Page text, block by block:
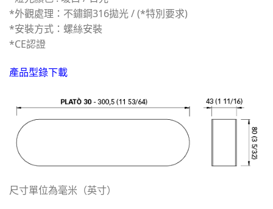
*外觀處理：不鏽鋼316拋光 / (*特別要求)
*安裝方式：螺絲安裝
*CE認證
產品型錄下載
尺寸單位為毫米（英寸）